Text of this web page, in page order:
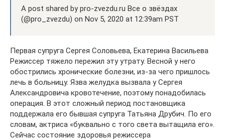
A post shared by pro-zvezdu.ru Все о звёздах
(@pro_zvezdu) on Nov 5, 2020 at 12:39am PST
Первая супруга Сергея Соловьева, Екатерина Васильева
Режиссер тяжело пережил эту утрату. Весной у него
обострились хронические болезни, из-за чего пришлось
лечь в больницу. Язва желудка вызвала у Сергея
Александровича кровотечение, поэтому понадобилась
операция. В этот сложный период постановщика
поддержала его бывшая супруга Татьяна Друбич. По его
словам, актриса «буквально с того света вытащила его».
Сейчас состояние здоровья режиссера